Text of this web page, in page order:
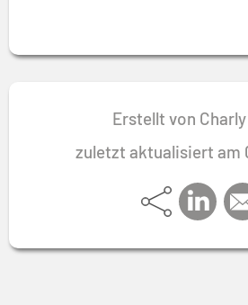
den Interim Manager 2001 der
sachlichen Umgang und die
Erstellt von
zuletzt aktualisiert am